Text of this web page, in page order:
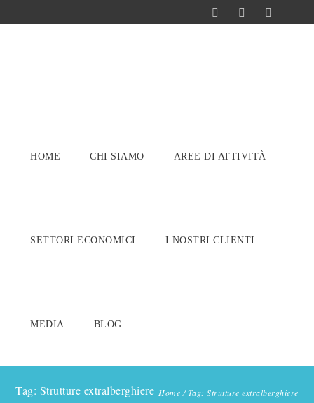
HOME CHI SIAMO AREE DI ATTIVITÀ
SETTORI ECONOMICI I NOSTRI CLIENTI
MEDIA BLOG
Home /Tag: Strutture extralberghiere
Tag: Strutture extralberghiere